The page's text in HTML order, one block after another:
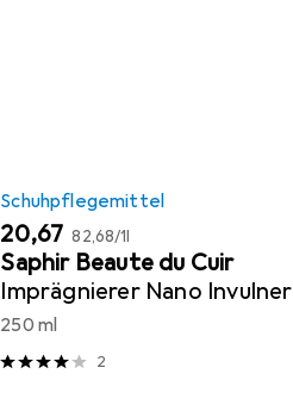
Schuhpflegemittel
EUR
20,67 EUR
82,68/1l
Saphir Beaute du Cuir
Imprägnierer Nano Invulner
250 ml
2